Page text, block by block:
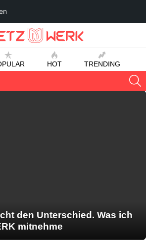
HOT TRENDING
den Unterschied. Was ich
mitnehme